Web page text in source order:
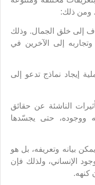
ومن ذلك:
إلى خلق الجمال. وذلك
إلى الآخرين في
إيجاد نماذج تدعو إلى
الناشئة عن حقائق
ووجوده، حتى يجسّدها
بيانه وتعريفه، بل هو
الإنساني، ولذلك فإن
كنهه.